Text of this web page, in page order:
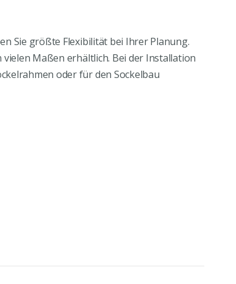
Sie größte Flexibilität bei Ihrer Planung.
Maßen erhältlich. Bei der Installation
oder für den Sockelbau